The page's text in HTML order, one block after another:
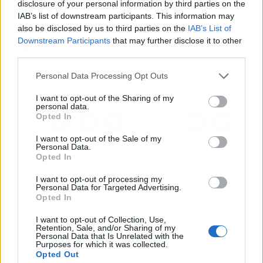
disclosure of your personal information by third parties on the
IAB’s list of downstream participants. This information may
also be disclosed by us to third parties on the IAB’s List of
Downstream Participants that may further disclose it to other
Personal Data Processing Opt Outs
I want to opt-out of the Sharing of my
personal data.
Opted In
I want to opt-out of the Sale of my
Personal Data.
Opted In
I want to opt-out of processing my
Personal Data for Targeted Advertising.
Opted In
I want to opt-out of Collection, Use,
Retention, Sale, and/or Sharing of my
Personal Data that Is Unrelated with the
Purposes for which it was collected.
Opted Out
Artículo anterior
Motoristas
obligatorio del airbag
Artículo siguiente
Gobierno vasco y central